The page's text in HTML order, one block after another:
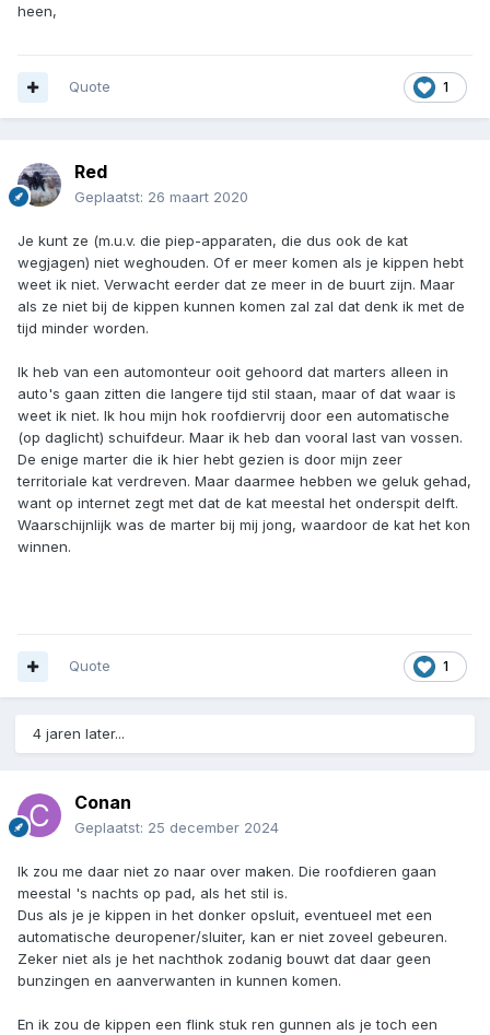
heen,
1
Quote
Red
Geplaatst: 26 maart 2020
Je kunt ze (m.u.v. die piep-apparaten, die dus ook de kat
wegjagen) niet weghouden. Of er meer komen als je kippen hebt
weet ik niet. Verwacht eerder dat ze meer in de buurt zijn. Maar
als ze niet bij de kippen kunnen komen zal zal dat denk ik met de
tijd minder worden.
Ik heb van een automonteur ooit gehoord dat marters alleen in
auto's gaan zitten die langere tijd stil staan, maar of dat waar is
weet ik niet. Ik hou mijn hok roofdiervrij door een automatische
(op daglicht) schuifdeur. Maar ik heb dan vooral last van vossen.
De enige marter die ik hier hebt gezien is door mijn zeer
territoriale kat verdreven. Maar daarmee hebben we geluk gehad,
want op internet zegt met dat de kat meestal het onderspit delft.
Waarschijnlijk was de marter bij mij jong, waardoor de kat het kon
winnen.
1
Quote
4 jaren later...
Conan
Geplaatst: 25 december 2024
Ik zou me daar niet zo naar over maken. Die roofdieren gaan
meestal 's nachts op pad, als het stil is.
Dus als je je kippen in het donker opsluit, eventueel met een
automatische deuropener/sluiter, kan er niet zoveel gebeuren.
Zeker niet als je het nachthok zodanig bouwt dat daar geen
bunzingen en aanverwanten in kunnen komen.
En ik zou de kippen een flink stuk ren gunnen als je toch een